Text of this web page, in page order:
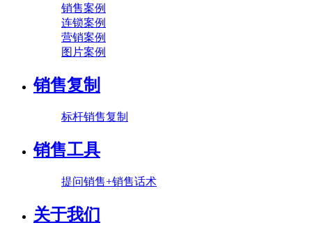
销售案例
连锁案例
营销案例
图片案例
销售复制
标杆销售复制
销售工具
提问销售+销售话术
关于我们